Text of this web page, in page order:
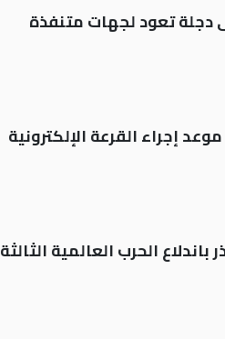
إجراء القرعة الإلكترونية
الحرب العالمية الثالثة